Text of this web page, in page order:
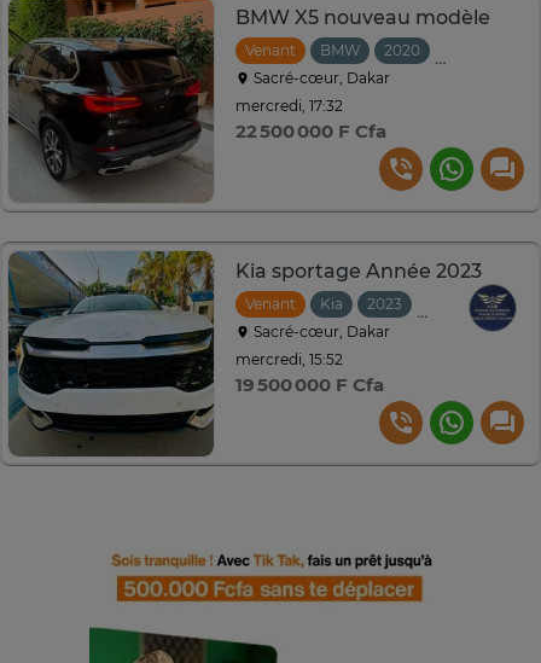
BMW X5 nouveau modèle
Venant BMW 2020
Sacré-cœur, Dakar
mercredi, 17:32
22 500 000 F Cfa
Kia sportage Année 2023
Venant Kia 2023
Automatique
Sacré-cœur, Dakar
mercredi, 15:52
19 500 000 F Cfa